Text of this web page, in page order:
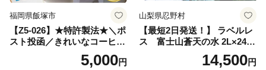
福岡県飯塚市
【Z5-026】★特許製法★＼ポ
スト投函／きれいなコーヒー
ドリップバッグ9種セット(18
袋)ゆうパケットでお届け！
5,000円
山梨県忍野村
【最短2日発送！】 ラベルレ
ス 富士山蒼天の水 2L×24本
（4ケース）※離島不可 天然
水 ミネラルウォーター 水 ペ
14,500円